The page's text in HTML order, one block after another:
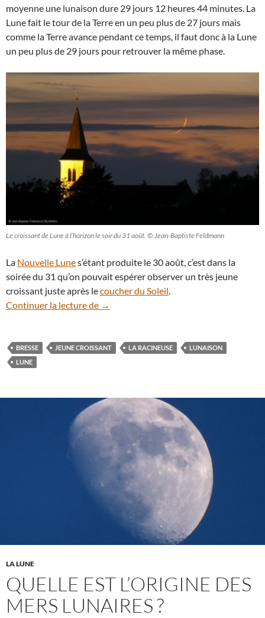
moyenne une lunaison dure 29 jours 12 heures 44 minutes. La
Lune fait le tour de la Terre en un peu plus de 27 jours mais
comme la Terre avance pendant ce temps, il faut donc à la Lune
un peu plus de 29 jours pour retrouver la même phase.
Le croissant de Lune à l’horizon le soir du 31 août. © Jean-Baptiste Feldmann
La Nouvelle Lunes’étant produite le 30 août, c’est dans la
soirée du 31 qu’on pouvait espérer observer un très jeune
croissant juste après lecoucher du Soleil
Continuer la lecture de
31 août : la nouvelle lunaison a débuté
→
BRESSE JEUNE CROISSANT LA RACINEUSE
LUNAISON
LUNE
LA LUNE
QUELLE EST L’ORIGINE DES
MERS LUNAIRES ?